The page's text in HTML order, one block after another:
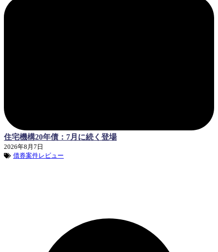
住宅機構20年債：7月に続く登場
2026年8月7日
債券案件レビュー